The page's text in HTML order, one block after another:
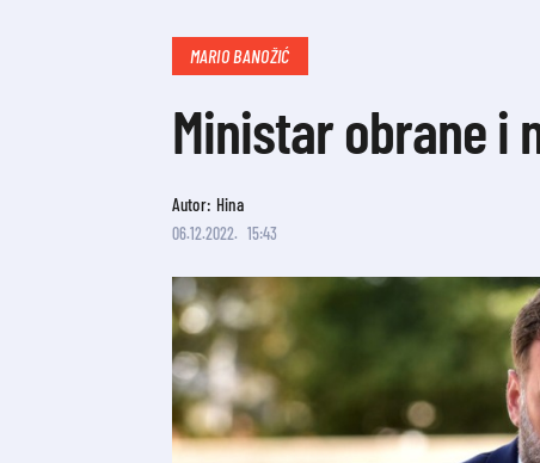
MARIO BANOŽIĆ
Ministar obrane i
Autor: Hina
06.12.2022. 15:43